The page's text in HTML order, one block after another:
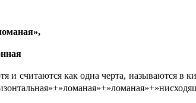
и считаются как одна черта, называются в